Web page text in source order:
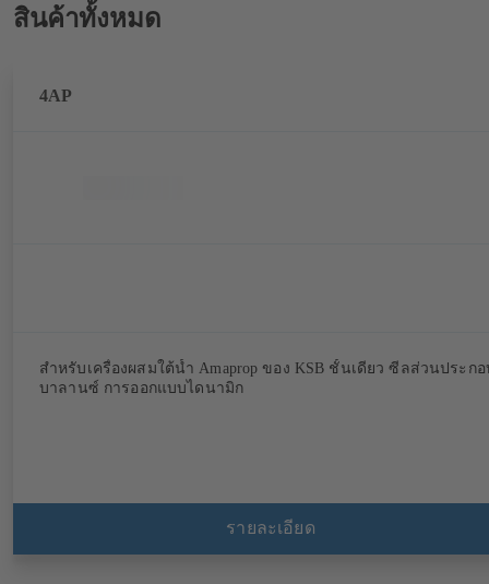
สินค้าทั้งหมด
4AP
สำหรับเครื่องผสมใต้น้ำ Amaprop ของ KSB ชั้นเดียว ซีลส่วนประกอ
บาลานซ์ การออกแบบไดนามิก
รายละเอียด